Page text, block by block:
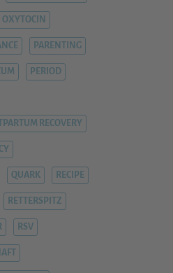
OXYTOCIN
PARENTING
PERIOD
RECOVERY
QUARK RECIPE
RETTERSPITZ
RSV